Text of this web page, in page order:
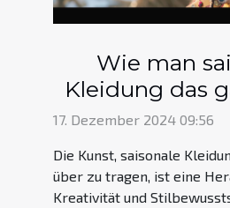
Wie man
Kleidung das
über stilvoll
17. Dezember 2024 09:56
Die Kunst, saisonale
über zu tragen, ist eine
Kreativität und